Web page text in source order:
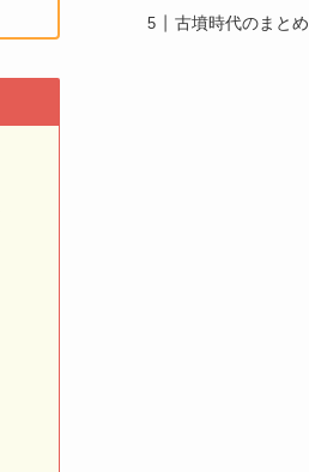
古墳時代のまとめ